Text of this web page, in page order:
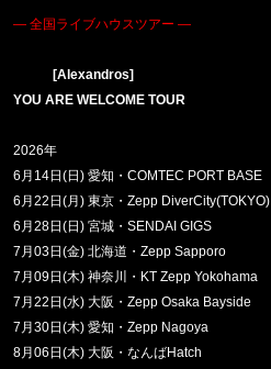
― 全国 ライブハウスツアー ―
[Alexandros]
YOU ARE WELCOME TOUR
2026年
6 月 14日(日)愛知・COMTEC PORT BASE
6 月22 日(月)東京・Zepp DiverCity(TOKYO)
6 月28日(日)宮城・SENDAI GIGS
7 月03日(金)北海道・Zepp Sapporo
7 月09日(木)神奈川・ KT Zepp Yokohama
7 月22 日(水)大阪・Zepp Osaka Bayside
7 月30日(木)愛知・Zepp Nagoya
8月06 日(木)大阪・なんばHatch